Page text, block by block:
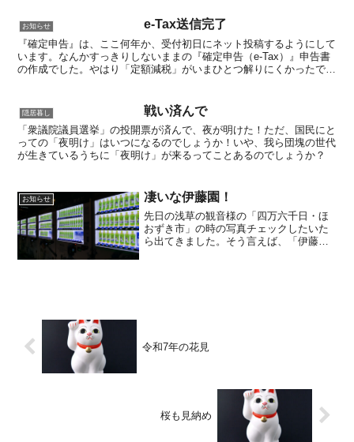
お知らせ e-Tax送信完了
『確定申告』は、ここ何年か、受付初日にネット投稿するようにして
います。なんかすっきりしないままの『確定申告（e-Tax）』申告書
の作成でした。やはり「定額減税」がいまひとつ解りにくかったです
隠居暮し 戦い済んで
「衆議院議員選挙」の投開票が済んで、夜が明けた！ただ、国民にと
っての「夜明け」はいつになるのでしょうか！いや、我ら団塊の世代
が生きているうちに「夜明け」が来るってことあるのでしょうか？
お知らせ 凄いな伊藤園！
先日の浅草の観音様の「四万六千日・ほ
おずき市」の時の写真チェックしたいた
ら出てきました。そう言えば、「伊藤
令和7年の花見
桜も見納め